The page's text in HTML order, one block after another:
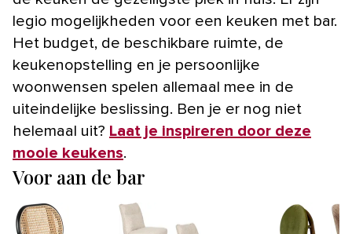
legio mogelijkheden voor een keuken met bar.
Het budget, de beschikbare ruimte, de
keukenopstelling en je persoonlijke
woonwensen spelen allemaal mee in de
uiteindelijke beslissing. Ben je er nog niet
helemaal uit? Laat je inspireren door deze
mooie keukens.
Voor aan de bar